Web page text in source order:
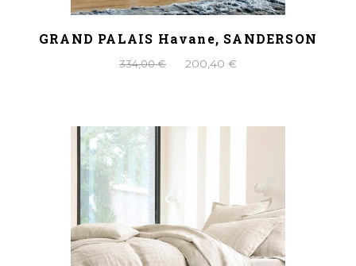
GRAND PALAIS Havane, SANDERSON
334,00 € 200,40 €